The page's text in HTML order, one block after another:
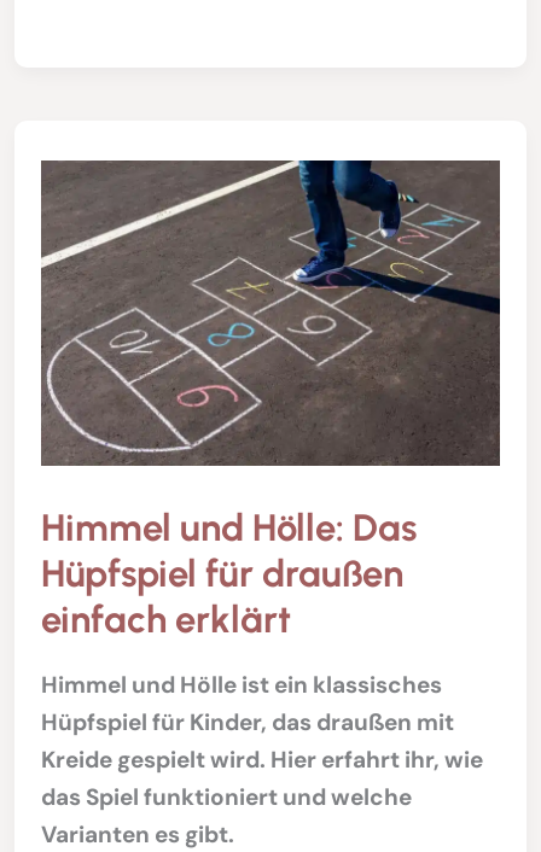
Himmel und Hölle: Das
Hüpfspiel für draußen
einfach erklärt
Himmel und Hölle ist ein klassisches
Hüpfspiel für Kinder, das draußen mit
Kreide gespielt wird. Hier erfahrt ihr, wie
das Spiel funktioniert und welche
Varianten es gibt.